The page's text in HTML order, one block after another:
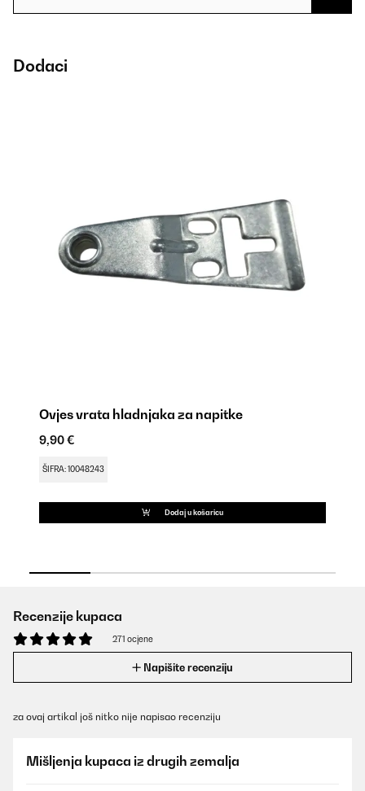
Dodaci
Ovjes vrata hladnjaka za napitke
9,90 €
ŠIFRA: 10048243
Dodaj u košaricu
Recenzije kupaca
271 ocjene
Napišite recenziju
za ovaj artikal još nitko nije napisao recenziju
Mišljenja kupaca iz drugih zemalja